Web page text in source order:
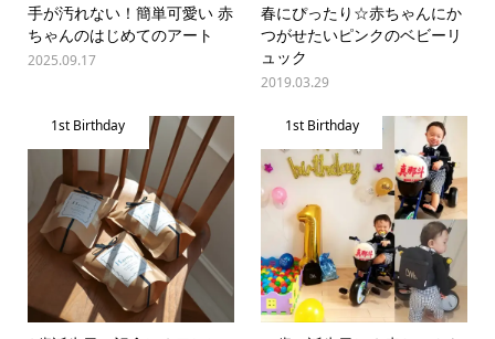
手が汚れない！簡単可愛い 赤
ちゃんのはじめてのアート
2025.09.17
春にぴったり☆赤ちゃんにか
つがせたいピンクのベビーリ
ュック
2019.03.29
1st Birthday 1st Birthday